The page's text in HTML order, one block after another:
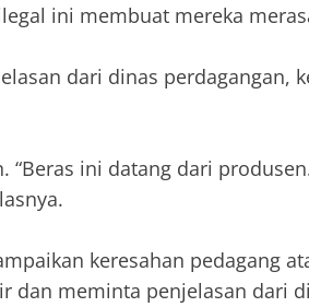
ini membuat mereka
dari dinas perdagangan,
ini datang dari
keresahan pedagang
meminta penjelasan dari